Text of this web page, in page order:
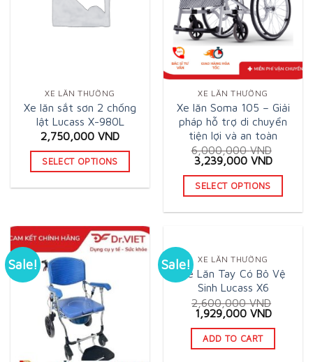
XE LĂN THƯỜNG
Xe lăn sắt sơn 2 chống
lật Lucass X-980L
2,750,000 VND
SELECT OPTIONS
multiple
variants.
The
options
may
be
chosen
on
XE LĂN THƯỜNG
Xe lăn Soma 105 – Giải
pháp hỗ trợ di chuyển
tiện lợi và an toàn
6,000,000VND
Original
price
was:
6,000,000 VND.
3,239,000 VNDCurrent
is:
SELECT OPTIONS
multiple
variants.
The
options
may
be
Sale! Sale! XE LĂN THƯỜNG
Xe Lăn Tay Có Bô Vệ
Sinh Lucass X6
2,600,000VND
Original
price
was:
2,600,000 VND.
1,929,000 VNDCurrent
is:
ADD TO CART